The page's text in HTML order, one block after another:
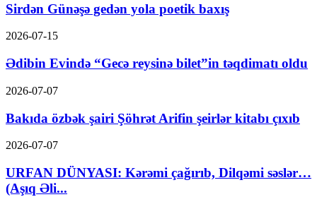
Sirdən Günəşə gedən yola poetik baxış
2026-07-15
Ədibin Evində “Gecə reysinə bilet”in təqdimatı oldu
2026-07-07
Bakıda özbək şairi Şöhrət Arifin şeirlər kitabı çıxıb
2026-07-07
URFAN DÜNYASI: Kərəmi çağırıb, Dilqəmi səslər…
(Aşıq Əli...